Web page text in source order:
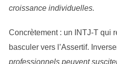
croissance individuelles.
Concrètement : un INTJ-T qui
basculer vers l’Assertif.
professionnels peuvent